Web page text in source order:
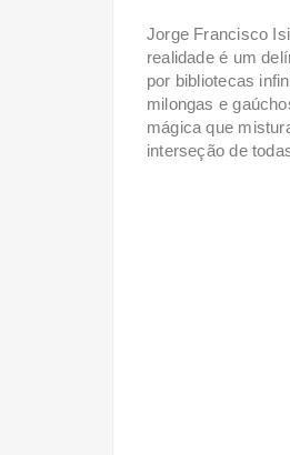
Jorge Francisco
realidade é um
por bibliotecas
milongas e
mágica que
interseção de